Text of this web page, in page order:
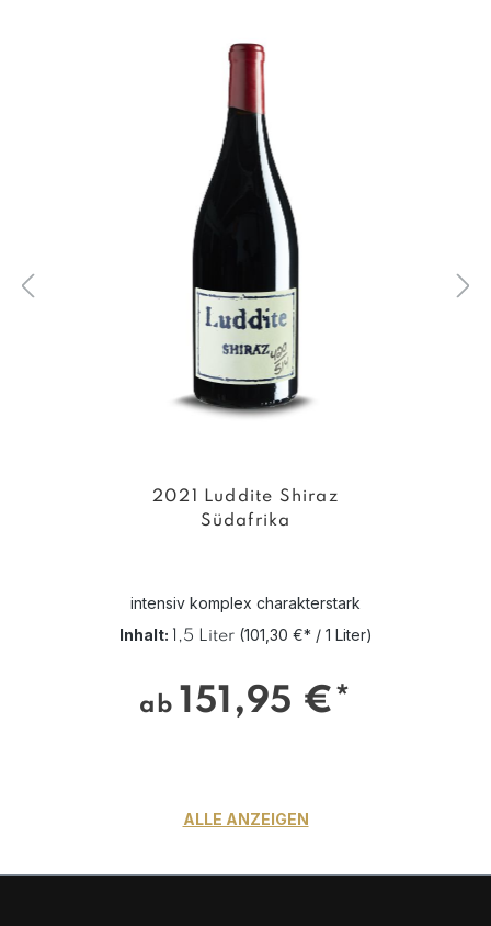
2021 Luddite Shiraz
Südafrika
intensiv komplex charakterstark
Inhalt:
1,5 Liter (101,30 €* / 1 Liter)
ab 151,95 €*
ALLE ANZEIGEN